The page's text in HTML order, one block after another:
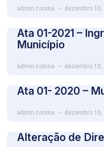
admin.conisa dezembro
Ata 01-2021 –
Município
admin.conisa dezembro
Ata 01- 2020 –
admin.conisa dezembro
Alteração de